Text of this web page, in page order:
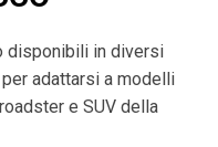
disponibili in diversi
adattarsi a modelli
e SUV della